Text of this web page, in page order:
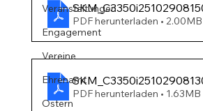
Veranstaltungen
Engagement
Vereine
Ehrenamt
Ostern
PDF herunterladen • 2.00MB
PDF herunterladen • 1.63MB